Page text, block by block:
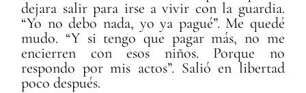
dejara salir para irse a vivir con la guardia.
“Yo no debo nada, yo ya pagué”. Me quedé
mudo. “Y si tengo que pagar más, no me
encierren con esos niños. Porque no
respondo por mis actos”. Salió en libertad
poco después.